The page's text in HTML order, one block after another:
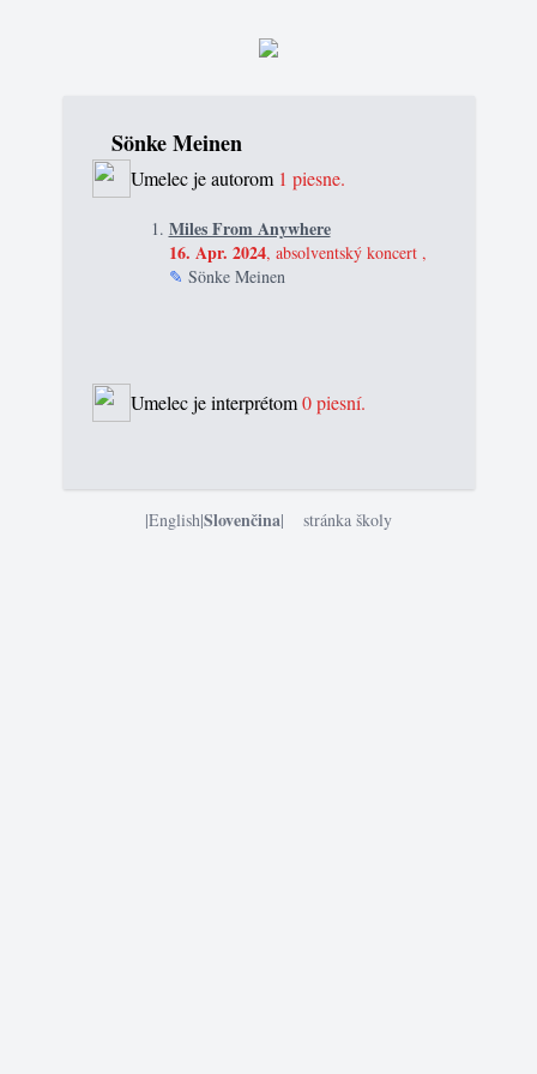
Sönke Meinen
Umelec je autorom 1 piesne.
Miles From Anywhere
16. Apr. 2024, absolventský koncert ,
✎ Sönke Meinen
Umelec je interprétom 0 piesní.
|English|Slovenčina| stránka školy